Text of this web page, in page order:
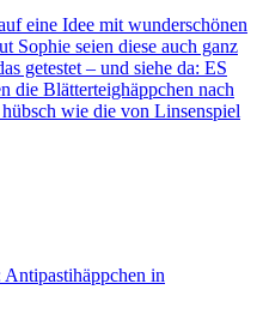
eine Idee mit wunderschönen
Sophie seien diese auch ganz
getestet – und siehe da: ES
Blätterteighäppchen nach
wie die von Linsenspiel
in